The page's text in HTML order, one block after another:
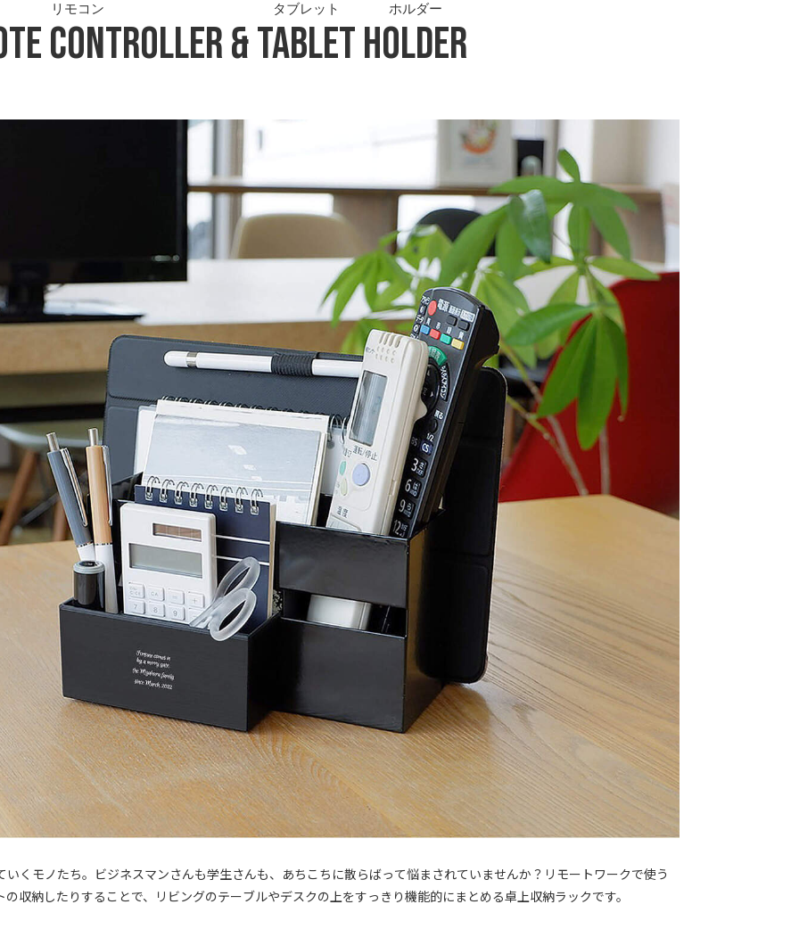
Controller
リモコン
&Tablet
タブレット
Holder
ホルダー
くモノたち。ビジネスマンさんも学生さんも、あちこちに散らばって悩まされていませんか？リモートワークで使う
収納したりすることで、リビングのテーブルやデスクの上をすっきり機能的にまとめる卓上収納ラックです。